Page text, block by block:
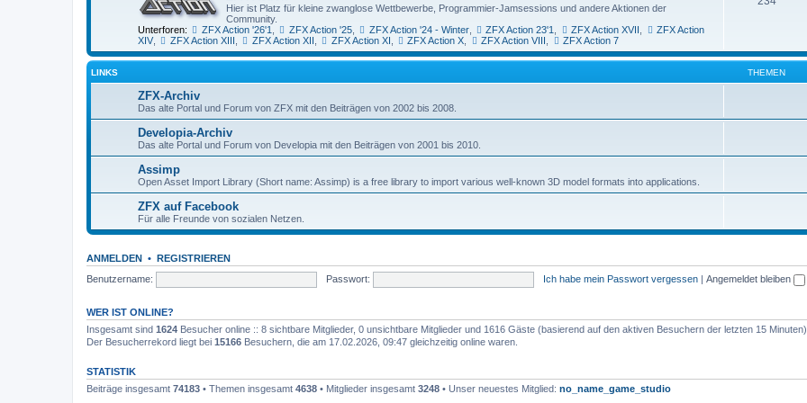
Hier ist Platz für kleine zwanglose Wettbewerbe, Programmier-Jamsessions und andere Aktionen der
Community.
Unterforen:
ZFX Action '26'1, ZFX Action '25, ZFX Action '24 - Winter, ZFX Action 23'1, ZFX Action XVII ,
ZFX Action
XIV, ZFX Action XIII , ZFX Action XII , ZFX Action XI , ZFX Action X, ZFX Action VIII , ZFX Action 7
LINKS THEMEN
ZFX-Archiv
Das alte Portal und Forum von ZFX mit den Beiträgen von 2002 bis 2008.
Developia-Archiv
Das alte Portal und Forum von Developia mit den Beiträgen von 2001 bis 2010.
Assimp
Open Asset Import Library (Short name: Assimp) is a free library to import various well-known 3D model formats into applications.
ZFX auf Facebook
Für alle Freunde von sozialen Netzen.
ANMELDEN •
REGISTRIEREN
Benutzername:
Passwort: Ich habe mein Passwort vergessen Angemeldet bleiben
WER IST ONLINE?
Insgesamt sind 1624 Besucher online :: 8 sichtbare Mitglieder, 0 unsichtbare Mitglieder und 1616 Gäste (basierend auf den aktiven Besuchern der letzten 15 Minuten)
Der Besucherrekord liegt bei 15166 Besuchern, die am 17.02.2026, 09:47 gleichzeitig online waren.
STATISTIK
Beiträge insgesamt 74183 • Themen insgesamt 4638 • Mitglieder insgesamt 3248 • Unser neuestes Mitglied: no_name_game_studio